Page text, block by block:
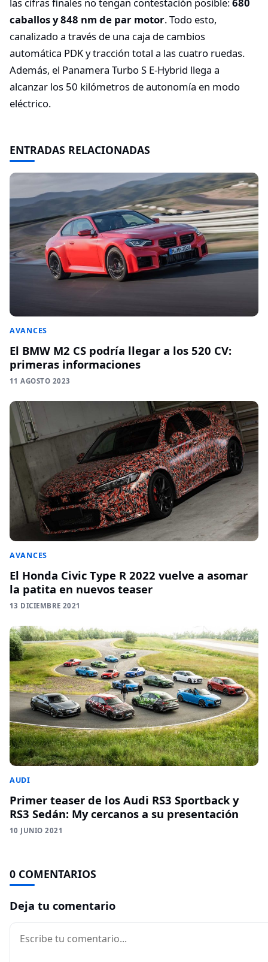
las cifras finales no tengan contestación posible:680
caballos y 848 nm de par motor. Todo esto,
canalizado a través de una caja de cambios
automática PDK y tracción total a las cuatro ruedas.
Además, el Panamera Turbo S E-Hybrid llega a
alcanzar los 50 kilómetros de autonomía en modo
eléctrico.
ENTRADAS RELACIONADAS
AVANCES
El BMW M2 CS podría llegar a los 520 CV:
primeras informaciones
11 AGOSTO 2023
AVANCES
El Honda Civic Type R 2022 vuelve a asomar
la patita en nuevos teaser
13 DICIEMBRE 2021
AUDI
Primer teaser de los Audi RS3 Sportback y
RS3 Sedán: My cercanos a su presentación
10 JUNIO 2021
0 COMENTARIOS
Deja tu comentario
Comentario